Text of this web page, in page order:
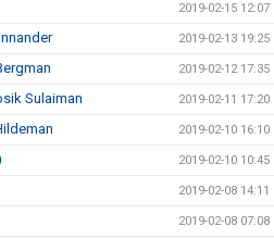
2019-02-15 12:07
2019-02-13 19:25
2019-02-12 17:35
Sulaiman 2019-02-11 17:20
2019-02-10 16:10
2019-02-10 10:45
2019-02-08 14:11
2019-02-08 07:08